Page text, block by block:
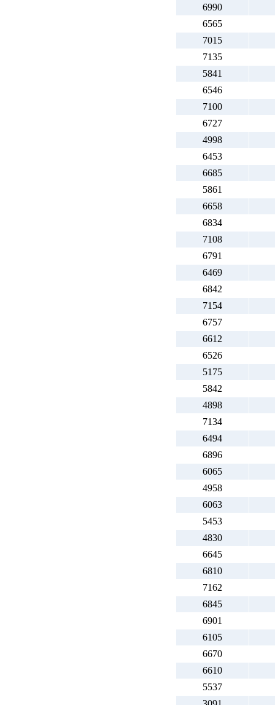
6990
6565
7015
7135
5841
6546
7100
6727
4998
6453
6685
5861
6658
6834
7108
6791
6469
6842
7154
6757
6612
6526
5175
5842
4898
7134
6494
6896
6065
4958
6063
5453
4830
6645
6810
7162
6845
6901
6105
6670
6610
5537